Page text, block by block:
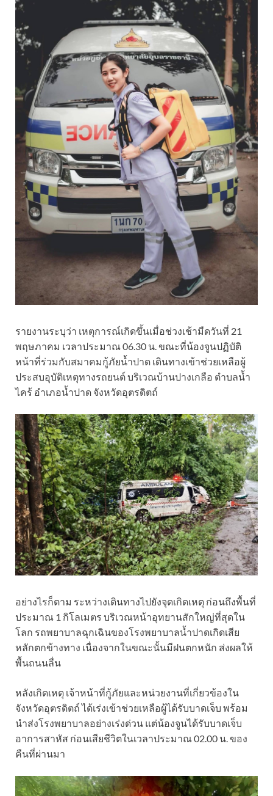
รายงานระบุว่า เหตุการณ์เกิดขึ้นเมื่อช่วงเช้ามืดวันที่ 21
พฤษภาคม เวลาประมาณ 06.30 น. ขณะที่น้องจูนปฏิบัติ
หน้าที่ร่วมกับสมาคมกู้ภัยน้ำปาด เดินทางเข้าช่วยเหลือผู้
ประสบอุบัติเหตุทางรถยนต์ บริเวณบ้านปางเกลือ ตำบลน้ำ
ไคร้ อำเภอน้ำปาด จังหวัดอุตรดิตถ์
อย่างไรก็ตาม ระหว่างเดินทางไปยังจุดเกิดเหตุ ก่อนถึงพื้นที่
ประมาณ 1 กิโลเมตร บริเวณหน้าอุทยานสักใหญ่ที่สุดใน
โลก รถพยาบาลฉุกเฉินของโรงพยาบาลน้ำปาดเกิดเสีย
หลักตกข้างทาง เนื่องจากในขณะนั้นมีฝนตกหนัก ส่งผลให้
พื้นถนนลื่น
หลังเกิดเหตุ เจ้าหน้าที่กู้ภัยและหน่วยงานที่เกี่ยวข้องใน
จังหวัดอุตรดิตถ์ ได้เร่งเข้าช่วยเหลือผู้ได้รับบาดเจ็บ พร้อม
นำส่งโรงพยาบาลอย่างเร่งด่วน แต่น้องจูนได้รับบาดเจ็บ
อาการสาหัส ก่อนเสียชีวิตในเวลาประมาณ 02.00 น. ของ
คืนที่ผ่านมา